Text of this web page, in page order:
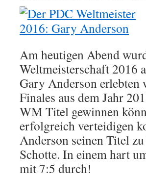
Am heutigen Abend
Weltmeisterschaft 2016
Gary Anderson erlebten
Finales aus dem Jahr
WM Titel gewinnen
erfolgreich verteidigen
Anderson seinen Titel
Schotte. In einem hart
mit 7:5 durch!